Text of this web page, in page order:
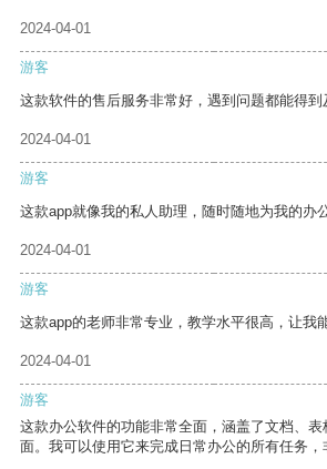
2024-04-01
游客
这款软件的售后服务非常好，遇到问题都能得到
2024-04-01
游客
这款app就像我的私人助理，随时随地为我的办
2024-04-01
游客
这款app的老师非常专业，教学水平很高，让我
2024-04-01
游客
这款办公软件的功能非常全面，涵盖了文档、
面。我可以使用它来完成日常办公的所有任务，